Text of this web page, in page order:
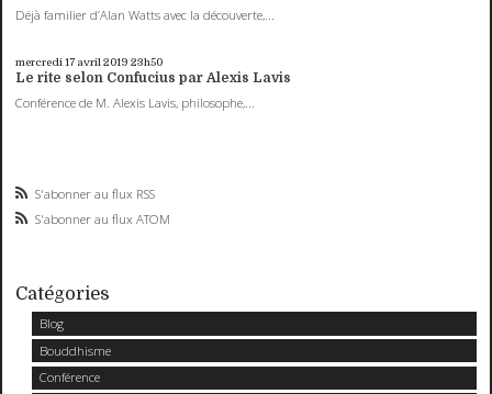
Déjà familier d’Alan Watts avec la découverte,...
mercredi 17 avril 2019 23h50
Le rite selon Confucius par Alexis Lavis
Conférence de M. Alexis Lavis, philosophe,...
S'abonner au flux RSS
S'abonner au flux ATOM
Catégories
Blog
Bouddhisme
Conférence